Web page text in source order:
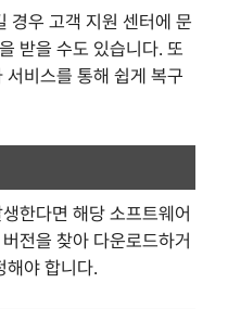
경우 고객 지원 센터에 문
받을 수도 있습니다. 또
비스를 통해 쉽게 복구
한다면 해당 소프트웨어
전을 찾아 다운로드하거
해야 합니다.